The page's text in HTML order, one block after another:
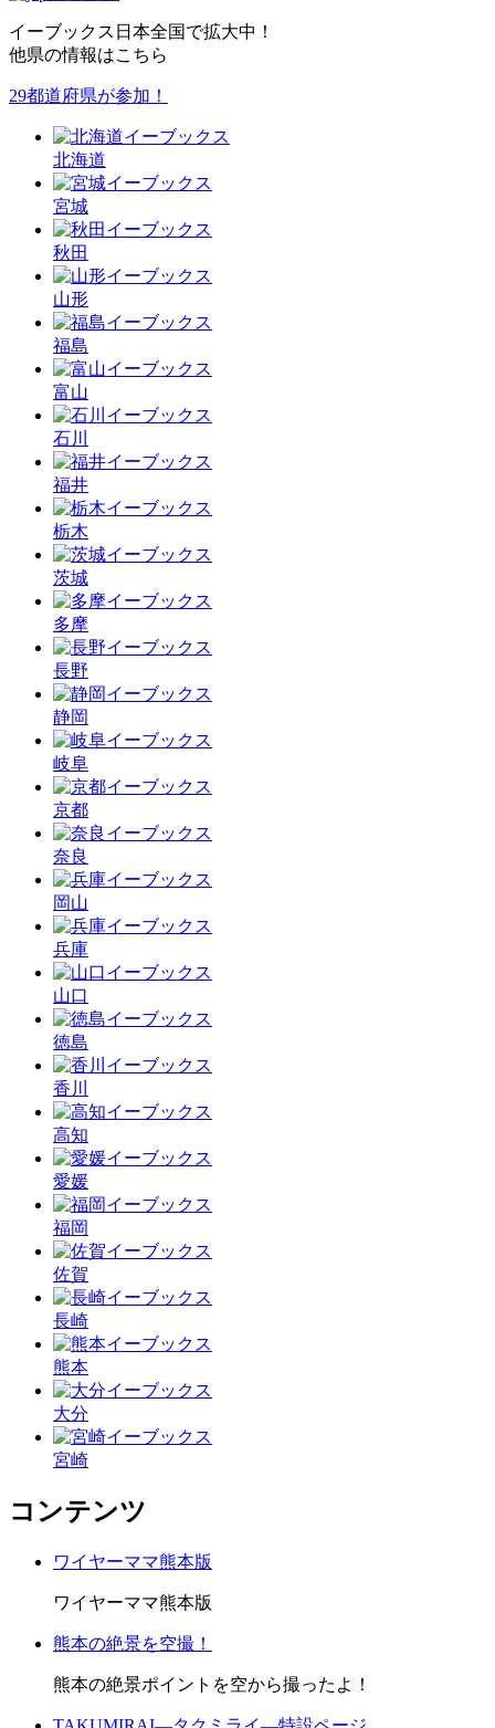
イーブックス日本全国で拡大中！
他県の情報はこちら
29都道府県が参加！
北海道
宮城
秋田
山形
福島
富山
石川
福井
栃木
茨城
多摩
長野
静岡
岐阜
京都
奈良
岡山
兵庫
山口
徳島
香川
高知
愛媛
福岡
佐賀
長崎
熊本
大分
宮崎
コンテンツ
ワイヤーママ熊本版
ワイヤーママ熊本版
熊本の絶景を空撮！
熊本の絶景ポイントを空から撮ったよ！